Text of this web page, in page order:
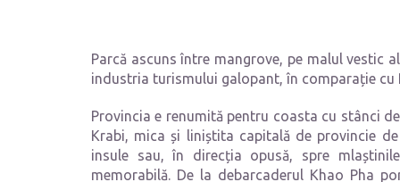
Parcă ascuns între mangrove, pe malul vestic
industria turismului galopant, în comparație cu
Provincia e renumită pentru coasta cu stânci
Krabi, mica și liniștita capitală de provincie
insule sau, în direcția opusă, spre
memorabilă. De la debarcaderul Khao Pha